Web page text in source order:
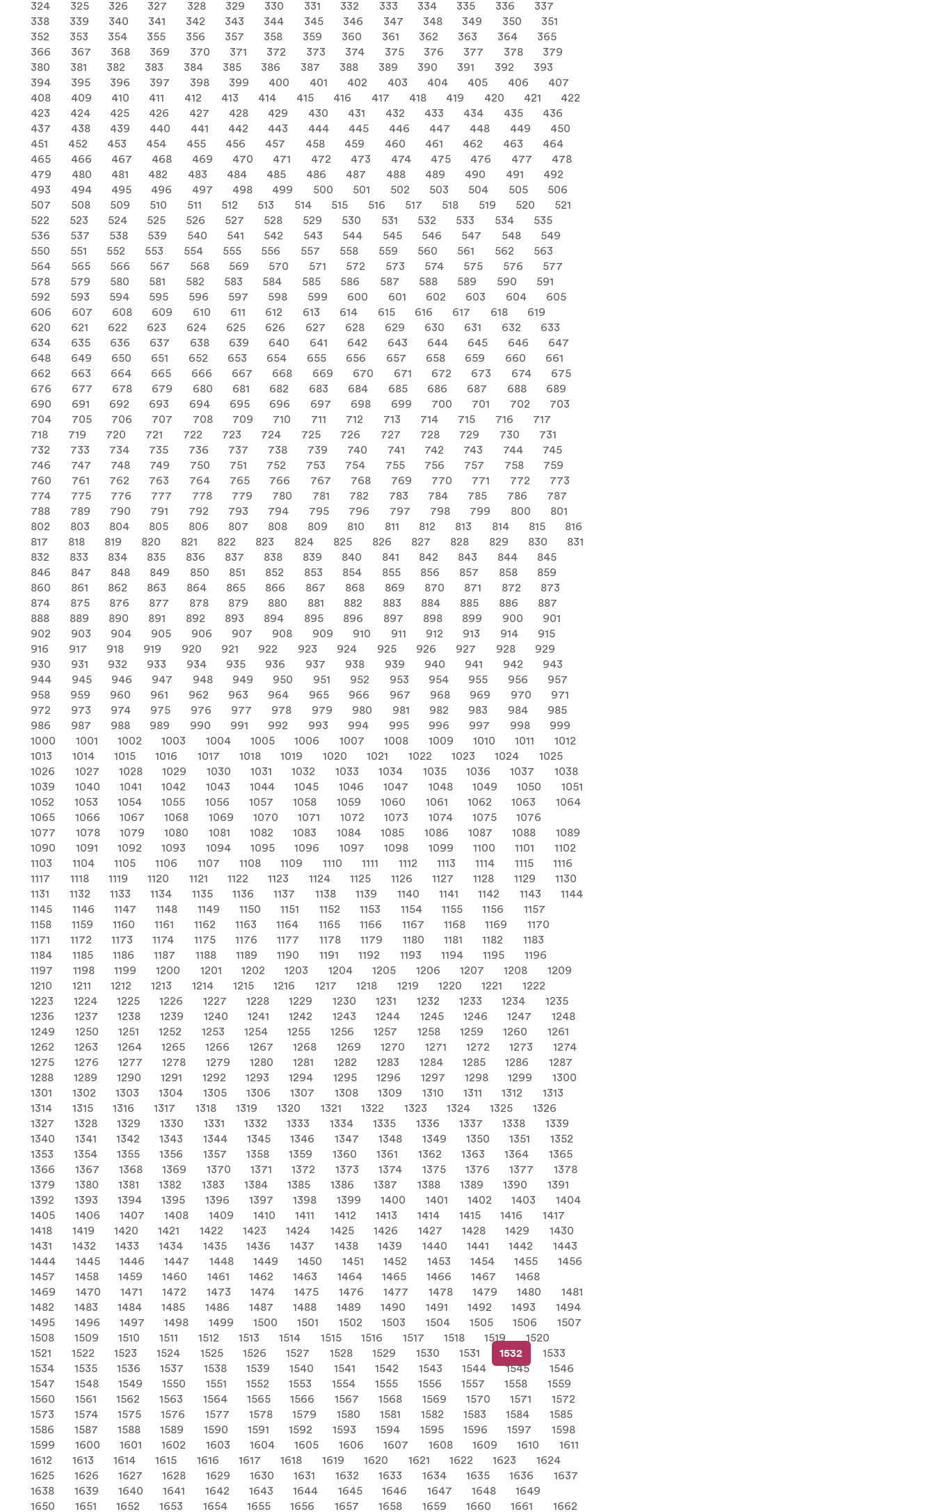
324
325 326 327 328 329 330 331 332 333 334 335 336
337
338
339 340 341 342 343 344 345 346 347 348 349 350
351
352
353 354 355 356 357 358 359 360 361 362 363 364
365
366
367 368 369 370 371 372 373 374 375 376 377 378
379
380
381 382 383 384 385 386 387 388 389 390 391 392
393
394
395 396 397 398 399 400 401 402 403 404 405 406
407
408
409 410 411 412 413 414 415 416 417 418 419 420 421
422
423
424 425 426 427 428 429 430 431 432 433 434 435
436
437
438 439 440 441 442 443 444 445 446 447 448 449
450
451
452 453 454 455 456 457 458 459 460 461 462 463
464
465
466 467 468 469 470 471 472 473 474 475 476 477
478
479
480 481 482 483 484 485 486 487 488 489 490 491
492
493
494 495 496 497 498 499 500 501 502 503 504 505
506
507
508 509 510 511 512 513 514 515 516 517 518 519 520
521
522
523 524 525 526 527 528 529 530 531 532 533 534
535
536
537 538 539 540 541 542 543 544 545 546 547 548
549
550
551 552 553 554 555 556 557 558 559 560 561 562
563
564
565 566 567 568 569 570 571 572 573 574 575 576
577
578
579 580 581 582 583 584 585 586 587 588 589 590
591
592
593 594 595 596 597 598 599 600 601 602 603 604
605
606
607 608 609 610 611 612 613 614 615 616 617 618
619
620
621 622 623 624 625 626 627 628 629 630 631 632
633
634
635 636 637 638 639 640 641 642 643 644 645 646
647
648
649 650 651 652 653 654 655 656 657 658 659 660
661
662
663 664 665 666 667 668 669 670 671 672 673 674
675
676
677 678 679 680 681 682 683 684 685 686 687 688
689
690
691 692 693 694 695 696 697 698 699 700 701 702
703
704
705 706 707 708 709 710 711 712 713 714 715 716
717
718
719 720 721 722 723 724 725 726 727 728 729 730
731
732
733 734 735 736 737 738 739 740 741 742 743 744
745
746
747 748 749 750 751 752 753 754 755 756 757 758
759
760
761 762 763 764 765 766 767 768 769 770 771 772
773
774
775 776 777 778 779 780 781 782 783 784 785 786
787
788
789 790 791 792 793 794 795 796 797 798 799 800
801
802
803 804 805 806 807 808 809 810 811 812 813 814 815
816
817
818 819 820 821 822 823 824 825 826 827 828 829 830
831
832
833 834 835 836 837 838 839 840 841 842 843 844
845
846
847 848 849 850 851 852 853 854 855 856 857 858
859
860
861 862 863 864 865 866 867 868 869 870 871 872
873
874
875 876 877 878 879 880 881 882 883 884 885 886
887
888
889 890 891 892 893 894 895 896 897 898 899 900
901
902
903 904 905 906 907 908 909 910 911 912 913 914
915
916
917 918 919 920 921 922 923 924 925 926 927 928
929
930
931 932 933 934 935 936 937 938 939 940 941 942
943
944
945 946 947 948 949 950 951 952 953 954 955 956
957
958
959 960 961 962 963 964 965 966 967 968 969 970
971
972
973 974 975 976 977 978 979 980 981 982 983 984
985
986
987 988 989 990 991 992 993 994 995 996 997 998
999
1000
1001 1002 1003 1004 1005 1006 1007 1008 1009 1010 1011
1012
1013
1014 1015 1016 1017 1018 1019 1020 1021 1022 1023 1024
1025
1026
1027 1028 1029 1030 1031 1032 1033 1034 1035 1036 1037
1038
1039
1040 1041 1042 1043 1044 1045 1046 1047 1048 1049 1050
1051
1052
1053 1054 1055 1056 1057 1058 1059 1060 1061 1062 1063
1064
1065
1066 1067 1068 1069 1070 1071 1072 1073 1074 1075
1076
1077
1078 1079 1080 1081 1082 1083 1084 1085 1086 1087 1088
1089
1090
1091 1092 1093 1094 1095 1096 1097 1098 1099 1100 1101
1102
1103
1104 1105 1106 1107 1108 1109 1110 1111 1112 1113 1114 1115
1116
1117
1118 1119 1120 1121 1122 1123 1124 1125 1126 1127 1128 1129
1130
1131
1132 1133 1134 1135 1136 1137 1138 1139 1140 1141 1142 1143
1144
1145
1146 1147 1148 1149 1150 1151 1152 1153 1154 1155 1156
1157
1158
1159 1160 1161 1162 1163 1164 1165 1166 1167 1168 1169
1170
1171
1172 1173 1174 1175 1176 1177 1178 1179 1180 1181 1182
1183
1184
1185 1186 1187 1188 1189 1190 1191 1192 1193 1194 1195
1196
1197
1198 1199 1200 1201 1202 1203 1204 1205 1206 1207 1208
1209
1210
1211 1212 1213 1214 1215 1216 1217 1218 1219 1220 1221
1222
1223
1224 1225 1226 1227 1228 1229 1230 1231 1232 1233 1234
1235
1236
1237 1238 1239 1240 1241 1242 1243 1244 1245 1246 1247
1248
1249
1250 1251 1252 1253 1254 1255 1256 1257 1258 1259 1260
1261
1262
1263 1264 1265 1266 1267 1268 1269 1270 1271 1272 1273
1274
1275
1276 1277 1278 1279 1280 1281 1282 1283 1284 1285 1286
1287
1288
1289 1290 1291 1292 1293 1294 1295 1296 1297 1298 1299
1300
1301
1302 1303 1304 1305 1306 1307 1308 1309 1310 1311 1312
1313
1314
1315 1316 1317 1318 1319 1320 1321 1322 1323 1324 1325
1326
1327
1328 1329 1330 1331 1332 1333 1334 1335 1336 1337 1338
1339
1340
1341 1342 1343 1344 1345 1346 1347 1348 1349 1350 1351
1352
1353
1354 1355 1356 1357 1358 1359 1360 1361 1362 1363 1364
1365
1366
1367 1368 1369 1370 1371 1372 1373 1374 1375 1376 1377
1378
1379
1380 1381 1382 1383 1384 1385 1386 1387 1388 1389 1390
1391
1392
1393 1394 1395 1396 1397 1398 1399 1400 1401 1402 1403
1404
1405
1406 1407 1408 1409 1410 1411 1412 1413 1414 1415 1416
1417
1418
1419 1420 1421 1422 1423 1424 1425 1426 1427 1428 1429
1430
1431
1432 1433 1434 1435 1436 1437 1438 1439 1440 1441 1442
1443
1444
1445 1446 1447 1448 1449 1450 1451 1452 1453 1454 1455
1456
1457
1458 1459 1460 1461 1462 1463 1464 1465 1466 1467
1468
1469
1470 1471 1472 1473 1474 1475 1476 1477 1478 1479 1480
1481
1482
1483 1484 1485 1486 1487 1488 1489 1490 1491 1492 1493
1494
1495
1496 1497 1498 1499 1500 1501 1502 1503 1504 1505 1506
1507
1508
1509 1510 1511 1512 1513 1514 1515 1516 1517 1518 1519
1520
1521
1522 1523 1524 1525 1526 1527 1528 1529 1530 1531 1532
1533
1534
1535 1536 1537 1538 1539 1540 1541 1542 1543 1544 1545
1546
1547
1548 1549 1550 1551 1552 1553 1554 1555 1556 1557 1558
1559
1560
1561 1562 1563 1564 1565 1566 1567 1568 1569 1570 1571
1572
1573
1574 1575 1576 1577 1578 1579 1580 1581 1582 1583 1584
1585
1586
1587 1588 1589 1590 1591 1592 1593 1594 1595 1596 1597
1598
1599
1600 1601 1602 1603 1604 1605 1606 1607 1608 1609 1610
1611
1612
1613 1614 1615 1616 1617 1618 1619 1620 1621 1622 1623
1624
1625
1626 1627 1628 1629 1630 1631 1632 1633 1634 1635 1636
1637
1638
1639 1640 1641 1642 1643 1644 1645 1646 1647 1648
1649
1650
1651 1652 1653 1654 1655 1656 1657 1658 1659 1660 1661 1662